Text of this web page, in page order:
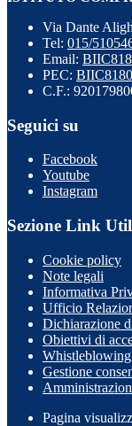
Via Dante
Tel: 015/
Email:
PEC:
C.F.:
Seguici su
Facebook
Youtube
Instagram
Sezione Link
Cookie policy
Note legali
Informativa
Ufficio
Dichiarazione
Obiettivi di
Whistleblowing
Gestione
Pagina